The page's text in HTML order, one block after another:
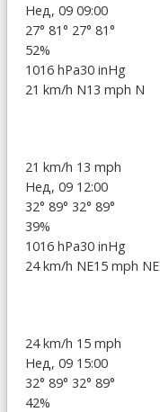
Нед, 09 09:00
27° 81° 27° 81°
52%
1016 hPa30 inHg
21 km/h N13 mph N
21 km/h 13 mph
Нед, 09 12:00
32° 89° 32° 89°
39%
1016 hPa30 inHg
24 km/h NE15 mph NE
24 km/h 15 mph
Нед, 09 15:00
32° 89° 32° 89°
42%